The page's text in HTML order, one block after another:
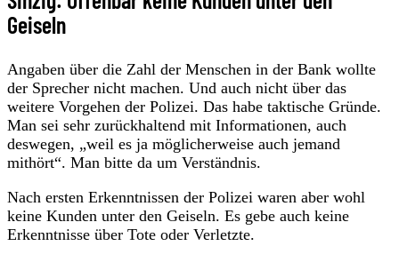
Geiseln
Angaben über die Zahl der Menschen in der Bank wollte
der Sprecher nicht machen. Und auch nicht über das
weitere Vorgehen der Polizei. Das habe taktische Gründe.
Man sei sehr zurückhaltend mit Informationen, auch
deswegen, „weil es ja möglicherweise auch jemand
mithört“. Man bitte da um Verständnis.
Nach ersten Erkenntnissen der Polizei waren aber wohl
keine Kunden unter den Geiseln. Es gebe auch keine
Erkenntnisse über Tote oder Verletzte.